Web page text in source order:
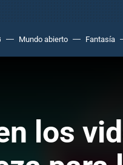
Mundo abierto Fantasía
los